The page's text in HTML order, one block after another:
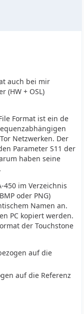
auch bei mir
(HW + OSL)
Format ist ein de
Netzwerken. Der
Parameter S11 der
haben seine
450 im Verzeichnis
oder PNG)
Namen an.
PC kopiert werden.
der Touchstone
auf die
auf die Referenz